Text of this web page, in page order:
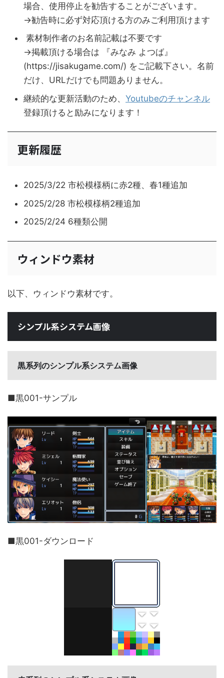
場合、使用停止を勧告することがございます。
→勧告時に必ず対応頂ける方のみご利用頂けます
素材制作者のお名前記載は不要です
→掲載頂ける場合は 『みなみ よつば』
(https://jisakugame.com/) をご記載下さい。名前
だけ、URLだけでも問題ありません。
継続的な更新活動のため、 Youtubeのチャンネル
登録頂けると励みになります！
更新履歴
2025/3/22 市松模様柄に赤2種、春1種追加
2025/2/28 市松模様柄2種追加
2025/2/24 6種類公開
ウィンドウ素材
以下、ウィンドウ素材です。
シンプル系システム画像
黒系列のシンプル系システム画像
■黒001-サンプル
■黒001-ダウンロード